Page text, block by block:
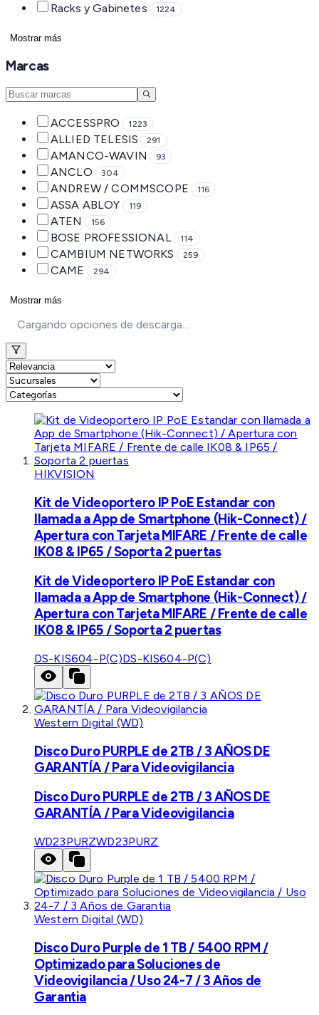
Racks y Gabinetes 1224
Mostrar más
Marcas
ACCESSPRO 1223
ALLIED TELESIS 291
AMANCO-WAVIN 93
ANCLO 304
ANDREW / COMMSCOPE 116
ASSA ABLOY 119
ATEN 156
BOSE PROFESSIONAL 114
CAMBIUM NETWORKS 259
CAME 294
Mostrar más
Cargando opciones de descarga...
HIKVISION
Kit de Videoportero IP PoE Estandar con
llamada a App de Smartphone (Hik-Connect) /
Apertura con Tarjeta MIFARE / Frente de calle
IK08 & IP65 / Soporta 2 puertas
Kit de Videoportero IP PoE Estandar con
llamada a App de Smartphone (Hik-Connect) /
Apertura con Tarjeta MIFARE / Frente de calle
IK08 & IP65 / Soporta 2 puertas
DS-KIS604-P(C)DS-KIS604-P(C)
Western Digital (WD)
Disco Duro PURPLE de 2TB / 3 AÑOS DE
GARANTÍA / Para Videovigilancia
Disco Duro PURPLE de 2TB / 3 AÑOS DE
GARANTÍA / Para Videovigilancia
WD23PURZWD23PURZ
Western Digital (WD)
Disco Duro Purple de 1 TB / 5400 RPM /
Optimizado para Soluciones de
Videovigilancia / Uso 24-7 / 3 Años de
Garantia